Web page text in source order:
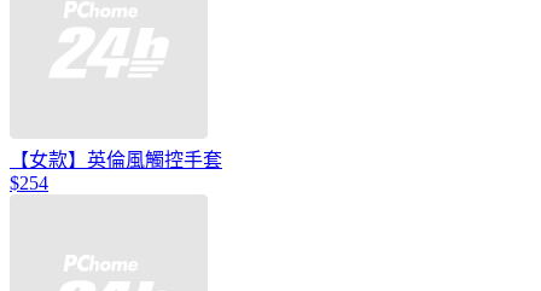
【女款】英倫風觸控手套
$254